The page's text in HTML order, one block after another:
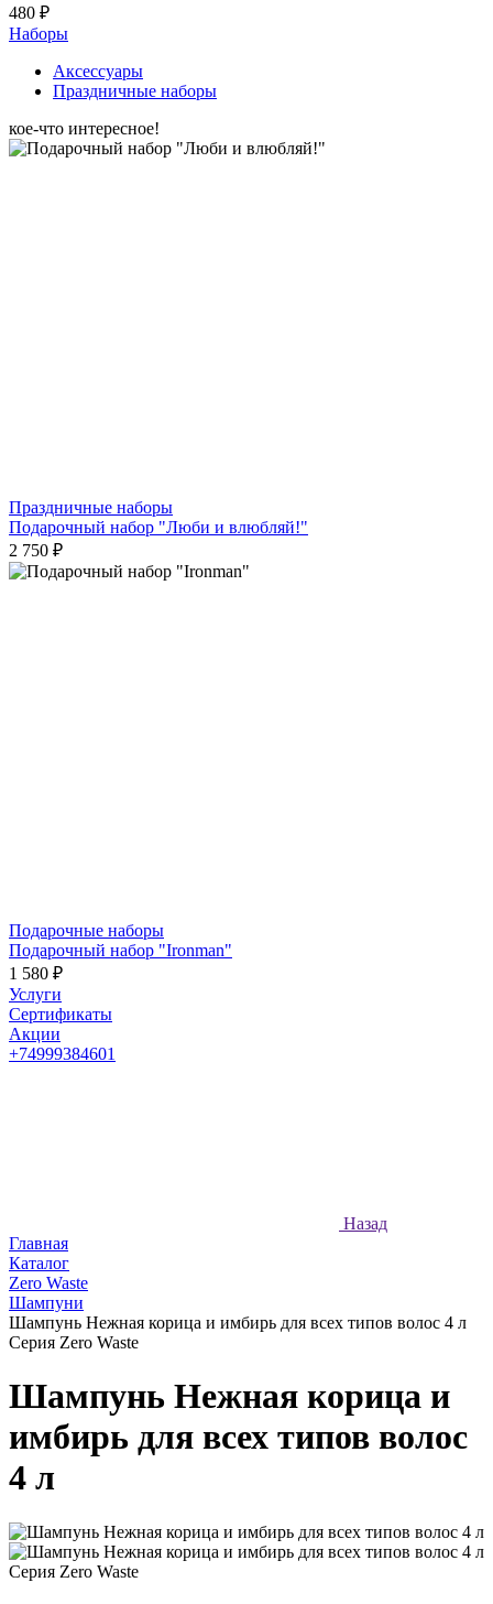
480 ₽
Наборы
Аксессуары
Праздничные наборы
кое-что интересное!
Праздничные наборы
Подарочный набор "Люби и влюбляй!"
2 750 ₽
Подарочные наборы
Подарочный набор "Ironman"
1 580 ₽
Услуги
Сертификаты
Акции
+74999384601
Назад
Главная
Каталог
Zero Waste
Шампуни
Шампунь Нежная корица и имбирь для всех типов волос 4 л
Серия Zero Waste
Шампунь Нежная корица и
имбирь для всех типов волос
4 л
Серия Zero Waste